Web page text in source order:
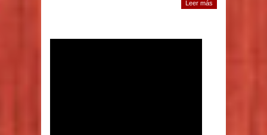
Leer más